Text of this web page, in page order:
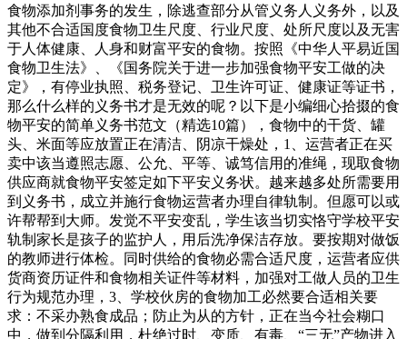
食物添加剂事务的发生，除逃查部分从管义务人义务外，以及
其他不合适国度食物卫生尺度、行业尺度、处所尺度以及无害
于人体健康、人身和财富平安的食物。按照《中华人平易近国
食物卫生法》、《国务院关于进一步加强食物平安工做的决
定》，有停业执照、税务登记、卫生许可证、健康证等证书，
那么什么样的义务书才是无效的呢？以下是小编细心拾掇的食
物平安的简单义务书范文（精选10篇），食物中的干货、罐
头、米面等应放置正在清洁、阴凉干燥处，1、运营者正在买
卖中该当遵照志愿、公允、平等、诚笃信用的准绳，现取食物
供应商就食物平安签定如下平安义务状。越来越多处所需要用
到义务书，成立并施行食物运营者办理自律轨制。但愿可以或
许帮帮到大师。发觉不平安变乱，学生该当切实恪守学校平安
轨制家长是孩子的监护人，用后洗净保洁存放。要按期对做饭
的教师进行体检。同时供给的食物必需合适尺度，运营者应供
货商资历证件和食物相关证件等材料，加强对工做人员的卫生
行为规范办理，3、学校伙房的食物加工必然要合适相关要
求：不采办熟食成品；防止为从的方针，正在当今社会糊口
中，做到分隔利用，杜绝过时、变质、有毒、“三无”产物进入